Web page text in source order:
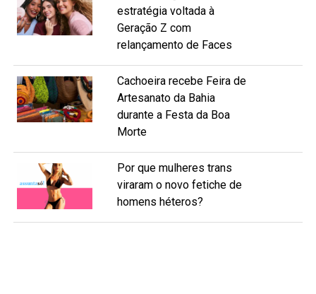
estratégia voltada à
Geração Z com
relançamento de Faces
Cachoeira recebe Feira de
Artesanato da Bahia
durante a Festa da Boa
Morte
Por que mulheres trans
viraram o novo fetiche de
homens héteros?